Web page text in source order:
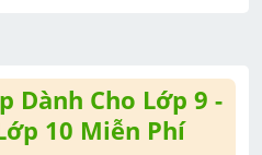
Dành Cho Lớp 9 -
10 Miễn Phí